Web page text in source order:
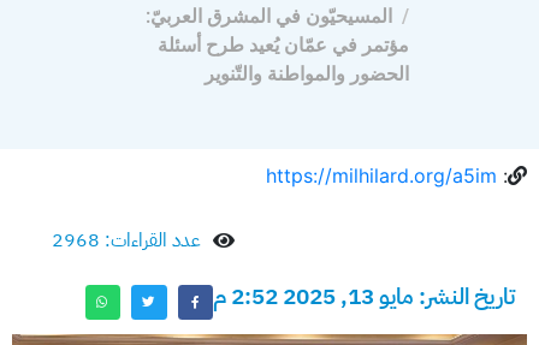
المسيحيّون في المشرق العربيّ:
مؤتمر في عمّان يُعيد طرح أسئلة
الحضور والمواطنة والتّنوير
:
https://milhilard.org/a5im
عدد القراءات: 2968
تاريخ النشر: مايو 13, 2025 2:52 م